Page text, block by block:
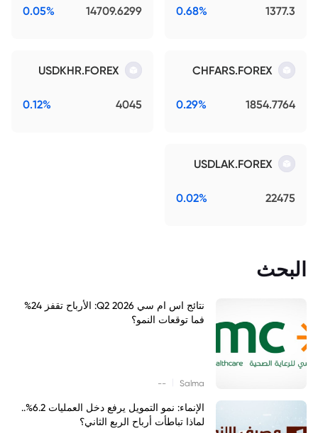
1377.3
0.68%
14709.6299
0.05%
CHFARS.FOREX
1854.7764
0.29%
USDKHR.FOREX
4045
0.12%
USDLAK.FOREX
22475
0.02%
البحث
نتائج اس ام سي Q2 2026: الأرباح تقفز 24%
فما توقعات النمو؟
Salma
--
الإنماء: نمو التمويل يرفع دخل العمليات 6.2%..
لماذا تباطأت أرباح الربع الثاني؟